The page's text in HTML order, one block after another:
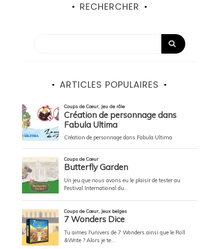
RECHERCHER
ARTICLES POPULAIRES